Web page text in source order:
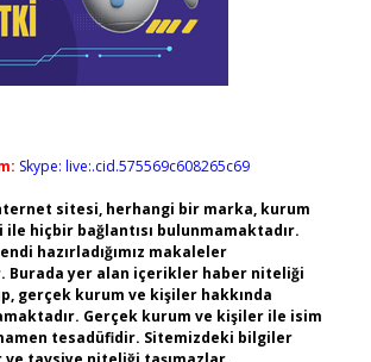
Skype: live:.cid.575569c608265c69
sitesi, herhangi bir marka, kurum
ile hiçbir bağlantısı bulunmamaktadır.
hazırladığımız makaleler
Burada yer alan içerikler haber niteliği
gerçek kurum ve kişiler hakkında
Gerçek kurum ve kişiler ile isim
tesadüfidir. Sitemizdeki bilgiler